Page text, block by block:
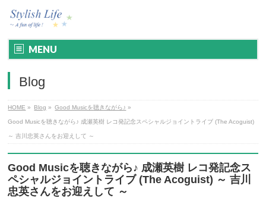
MENU
Blog
HOME » Blog » Good Musicを聴きながら♪ »
Good Musicを聴きながら♪ 成瀬英樹 レコ発記念スペシャルジョイントライブ (The Acoguist)
～ 吉川忠英さんをお迎えして ～
Good Musicを聴きながら♪ 成瀬英樹 レコ発記念ス
ペシャルジョイントライブ (The Acoguist) ～ 吉川
忠英さんをお迎えして ～